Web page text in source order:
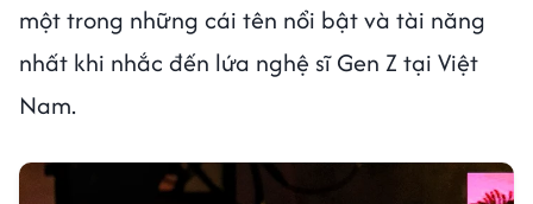
một trong những cái tên nổi bật và tài năng
nhất khi nhắc đến lứa nghệ sĩ Gen Z tại Việt
Nam.